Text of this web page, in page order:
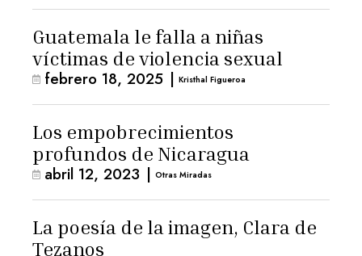
Guatemala le falla a niñas
víctimas de violencia sexual
febrero 18, 2025 | Kristhal Figueroa
Los empobrecimientos
profundos de Nicaragua
abril 12, 2023 | Otras Miradas
La poesía de la imagen, Clara de
Tezanos